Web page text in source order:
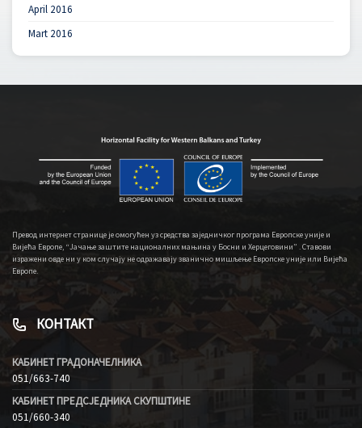
April 2016
Mart 2016
Превод интернет странице је омогућен уз средства заједничког програма Европске уније и
Вијећа Европе, “Јачање заштите националних мањина у Босни и Херцеговини” . Ставови
изражени овде ни у ком случају не одражавају званично мишљење Европске уније или Вијећа
Европе.
КОНТАКТ
КАБИНЕТ ГРАДОНАЧЕЛНИКА
051/663-740
КАБИНЕТ ПРЕДСЈЕДНИКА СКУПШТИНЕ
051/660-340